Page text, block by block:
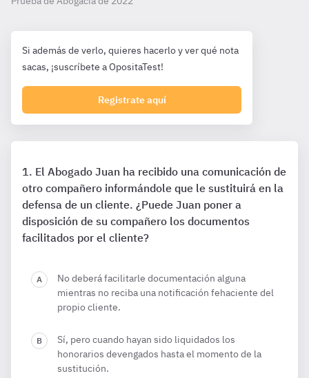
Si además de verlo, quieres hacerlo y ver qué nota
sacas, ¡suscríbete a OpositaTest!
Registrate aquí
El Abogado Juan ha recibido una comunicación de
otro compañero informándole que le sustituirá en la
defensa de un cliente. ¿Puede Juan poner a
disposición de su compañero los documentos
facilitados por el cliente?
No deberá facilitarle documentación alguna
mientras no reciba una notificación fehaciente del
propio cliente.
Sí, pero cuando hayan sido liquidados los
honorarios devengados hasta el momento de la
sustitución.